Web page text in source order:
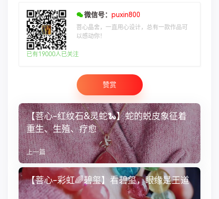
微信号： puxin800
菩心晶舍，一直用心设计，总有一款作品可
以感动你！
已有19000人已关注
赞赏
【菩心-红纹石&灵蛇🐍】蛇的蜕皮象征着
重生、生殖、疗愈
上一篇
【菩心-彩虹🌈碧玺】看碧玺，眼缘是王道